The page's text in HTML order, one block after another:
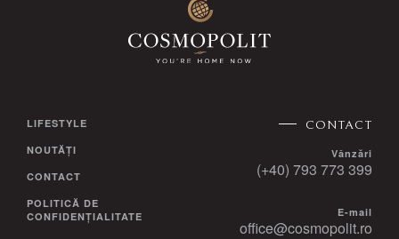
LIFESTYLE
NOUTĂȚI
CONTACT
POLITICĂ DE
CONFIDENȚIALITATE
CONTACT
Vânzări
(+40) 793 773 399
E-mail
office@cosmopolit.ro